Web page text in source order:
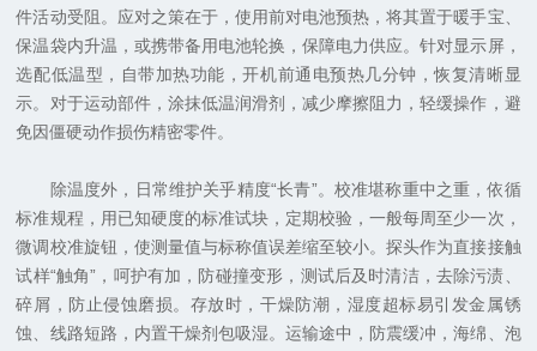
件活动受阻。应对之策在于，使用前对电池预热，将其置于暖手宝、
保温袋内升温，或携带备用电池轮换，保障电力供应。针对显示屏，
选配低温型，自带加热功能，开机前通电预热几分钟，恢复清晰显
示。对于运动部件，涂抹低温润滑剂，减少摩擦阻力，轻缓操作，避
免因僵硬动作损伤精密零件。
除温度外，日常维护关乎精度“长青”。校准堪称重中之重，依循
标准规程，用已知硬度的标准试块，定期校验，一般每周至少一次，
微调校准旋钮，使测量值与标称值误差缩至较小。探头作为直接接触
试样“触角”，呵护有加，防碰撞变形，测试后及时清洁，去除污渍、
碎屑，防止侵蚀磨损。存放时，干燥防潮，湿度超标易引发金属锈
蚀、线路短路，内置干燥剂包吸湿。运输途中，防震缓冲，海绵、泡